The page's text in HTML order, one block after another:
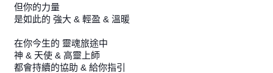
但你的力量
是如此的 強大 & 輕盈 & 溫暖
在你今生的 靈魂旅途中
神 & 天使 & 高靈上師
都會持續的協助 & 給你指引